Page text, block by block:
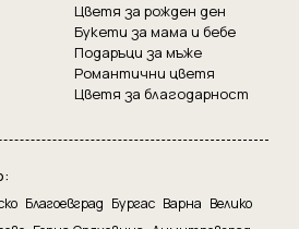
Цветя за рожден ден
Букети за мама и бебе
Подаръци за мъже
Романтични цветя
Цветя за благодарност
Благоевград Бургас Варна Велико